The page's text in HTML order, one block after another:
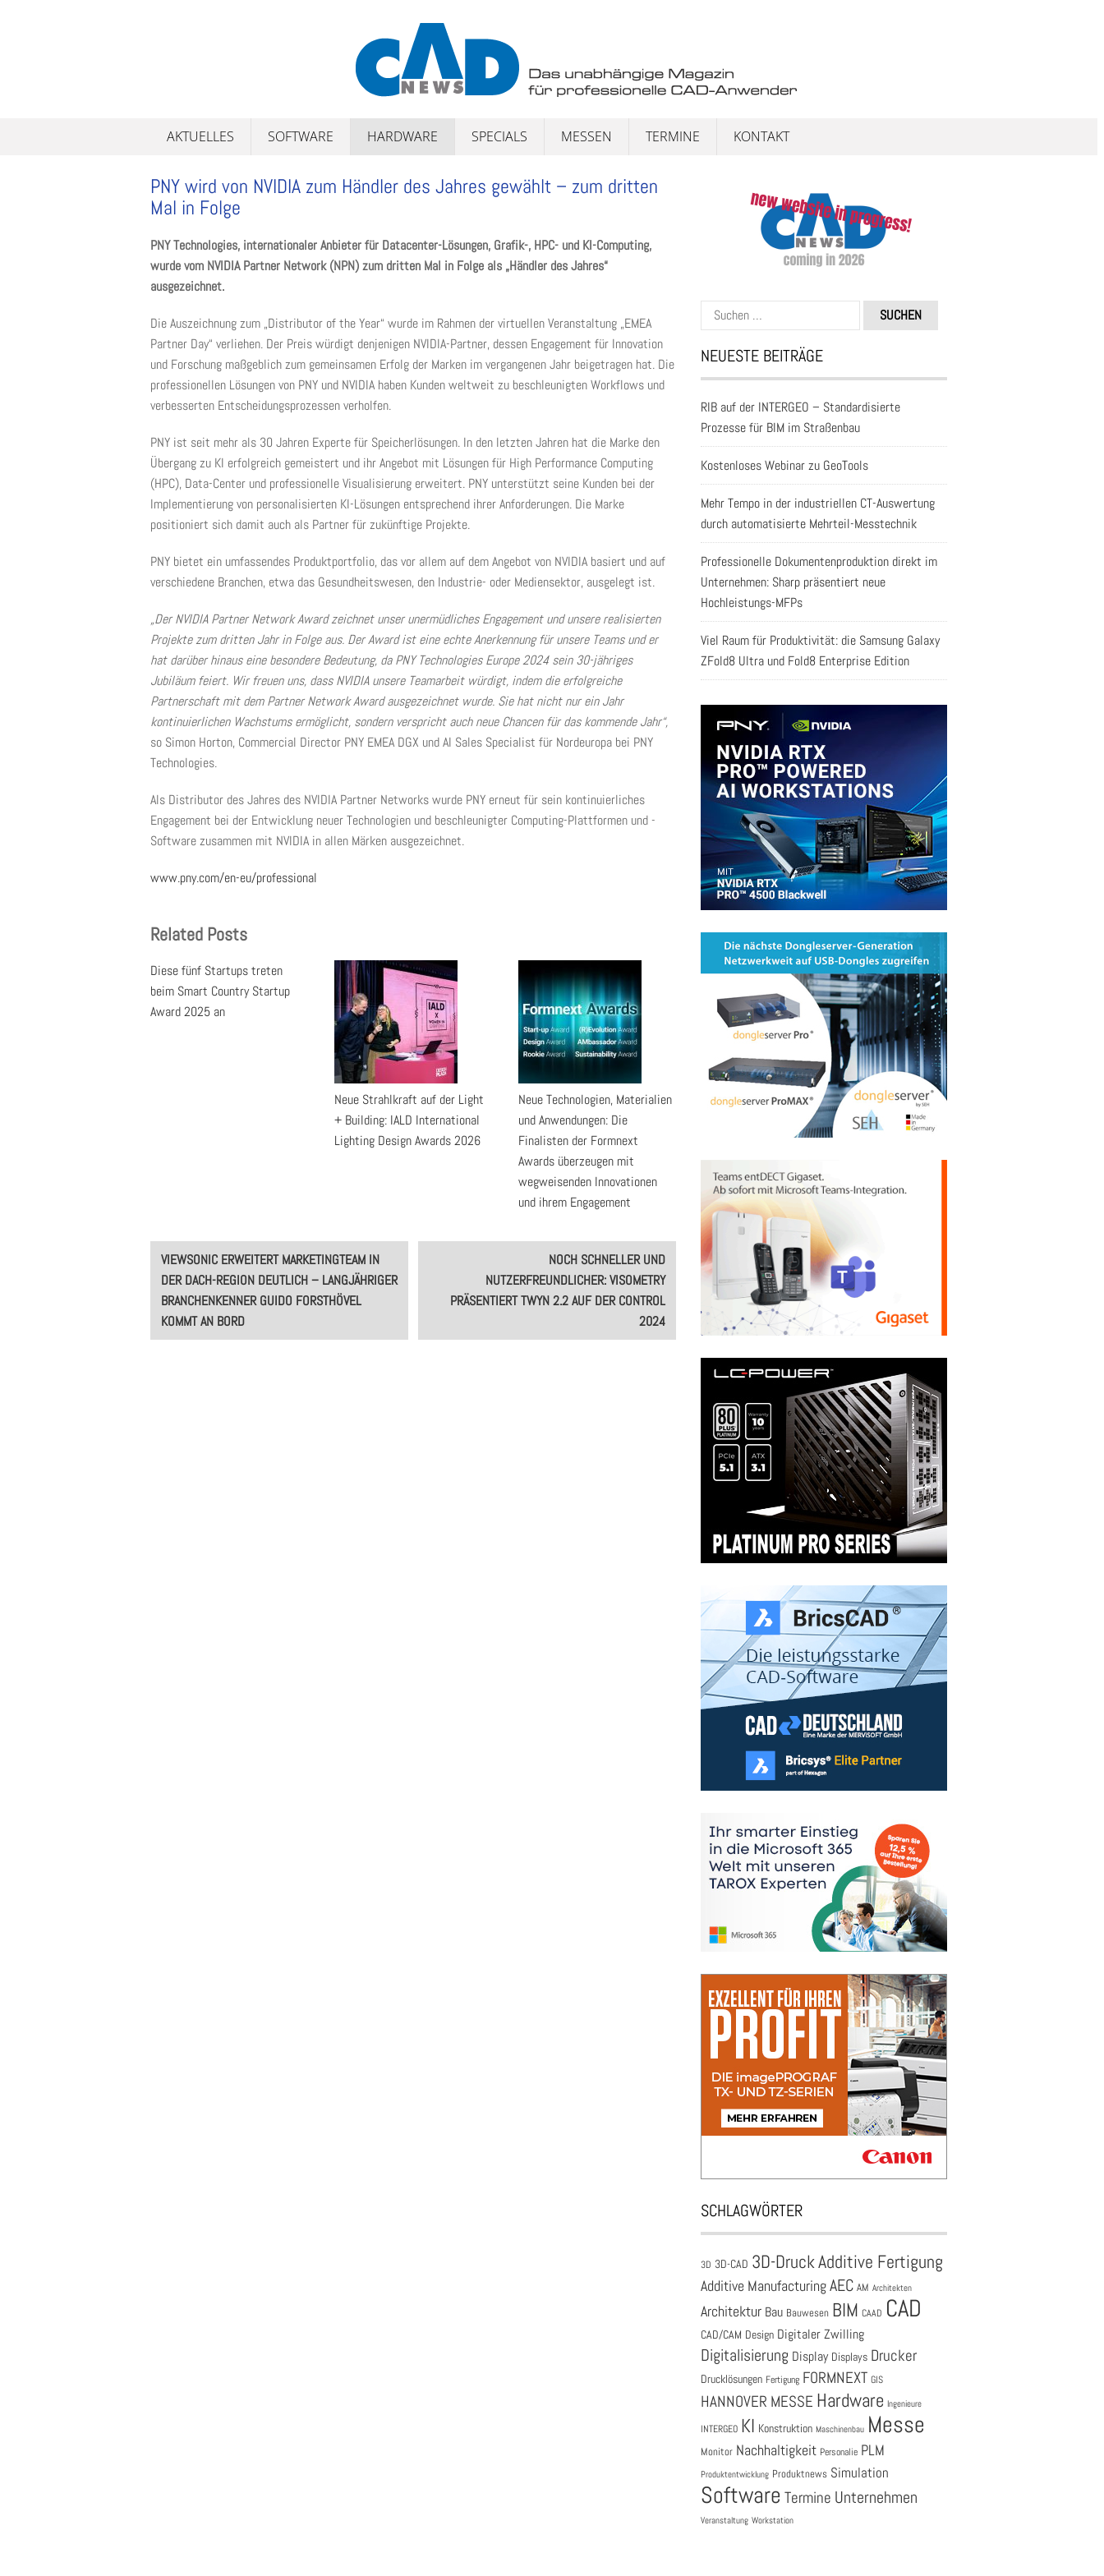
AKTUELLES SOFTWARE HARDWARE SPECIALS MESSEN TERMINE KONTAKT
PNY wird von NVIDIA zum Händler des Jahres gewählt – zum dritten
Mal in Folge
PNY Technologies, internationaler Anbieter für Datacenter-Lösungen, Grafik-, HPC- und KI-Computing,
wurde vom NVIDIA Partner Network (NPN) zum dritten Mal in Folge als „Händler des Jahres“
ausgezeichnet.
Die Auszeichnung zum „Distributor of the Year“ wurde im Rahmen der virtuellen Veranstaltung „EMEA
Partner Day“ verliehen. Der Preis würdigt denjenigen NVIDIA-Partner, dessen Engagement für Innovation
und Forschung maßgeblich zum gemeinsamen Erfolg der Marken im vergangenen Jahr beigetragen hat. Die
professionellen Lösungen von PNY und NVIDIA haben Kunden weltweit zu beschleunigten Workflows und
verbesserten Entscheidungsprozessen verholfen.
PNY ist seit mehr als 30 Jahren Experte für Speicherlösungen. In den letzten Jahren hat die Marke den
Übergang zu KI erfolgreich gemeistert und ihr Angebot mit Lösungen für High Performance Computing
(HPC), Data-Center und professionelle Visualisierung erweitert. PNY unterstützt seine Kunden bei der
Implementierung von personalisierten KI-Lösungen entsprechend ihrer Anforderungen. Die Marke
positioniert sich damit auch als Partner für zukünftige Projekte.
PNY bietet ein umfassendes Produktportfolio, das vor allem auf dem Angebot von NVIDIA basiert und auf
verschiedene Branchen, etwa das Gesundheitswesen, den Industrie- oder Mediensektor, ausgelegt ist.
„Der NVIDIA Partner Network Award zeichnet unser unermüdliches Engagement und unsere realisierten
Projekte zum dritten Jahr in Folge aus. Der Award ist eine echte Anerkennung für unsere Teams und er
hat darüber hinaus eine besondere Bedeutung, da PNY Technologies Europe 2024 sein 30-jähriges
Jubiläum feiert. Wir freuen uns, dass NVIDIA unsere Teamarbeit würdigt, indem die erfolgreiche
Partnerschaft mit dem Partner Network Award ausgezeichnet wurde. Sie hat nicht nur ein Jahr
kontinuierlichen Wachstums ermöglicht, sondern verspricht auch neue Chancen für das kommende Jahr“,
so Simon Horton, Commercial Director PNY EMEA DGX und AI Sales Specialist für Nordeuropa bei PNY
Technologies.
Als Distributor des Jahres des NVIDIA Partner Networks wurde PNY erneut für sein kontinuierliches
Engagement bei der Entwicklung neuer Technologien und beschleunigter Computing-Plattformen und -
Software zusammen mit NVIDIA in allen Märken ausgezeichnet.
www.pny.com/en-eu/professional
Related Posts
Diese fünf Startups treten
beim Smart Country Startup
Award 2025 an
Neue Strahlkraft auf der Light
+ Building: IALD International
Lighting Design Awards 2026
Neue Technologien, Materialien
und Anwendungen: Die
Finalisten der Formnext
Awards überzeugen mit
wegweisenden Innovationen
und ihrem Engagement
Post
navigation
VIEWSONIC ERWEITERT MARKETINGTEAM IN
DER DACH-REGION DEUTLICH – LANGJÄHRIGER
BRANCHENKENNER GUIDO FORSTHÖVEL
KOMMT AN BORD
NOCH SCHNELLER UND
NUTZERFREUNDLICHER: VISOMETRY
PRÄSENTIERT TWYN 2.2 AUF DER CONTROL
2024
Suchen
nach:
NEUESTE BEITRÄGE
RIB auf der INTERGEO – Standardisierte
Prozesse für BIM im Straßenbau
Kostenloses Webinar zu GeoTools
Mehr Tempo in der industriellen CT-Auswertung
durch automatisierte Mehrteil-Messtechnik
Professionelle Dokumentenproduktion direkt im
Unternehmen: Sharp präsentiert neue
Hochleistungs-MFPs
Viel Raum für Produktivität: die Samsung Galaxy
ZFold8 Ultra und Fold8 Enterprise Edition
SCHLAGWÖRTER
3D 3D-CAD 3D-DruckAdditive Fertigung
Additive ManufacturingAEC AM Architekten
Architektur Bau Bauwesen BIM CAAD CAD
CAD/CAM Design Digitaler Zwilling
Digitalisierung Display Displays Drucker
Drucklösungen Fertigung FORMNEXT GIS
HANNOVER MESSE Hardware Ingenieure
INTERGEO KI Konstruktion Maschinenbau Messe
Monitor Nachhaltigkeit Personalie PLM
Produktentwicklung Produktnews Simulation
Software Termine Unternehmen
Veranstaltung Workstation